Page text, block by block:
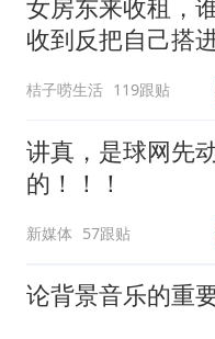
女房东来收租，
收到反把自己搭
桔子唠生活 119跟贴
讲真，是球网先
的！！！
新媒体 57跟贴
论背景音乐的重